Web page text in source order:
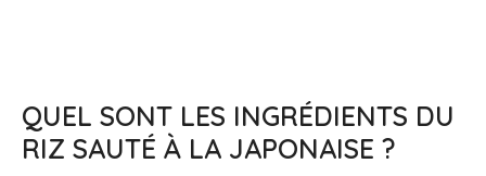
QUEL SONT LES INGRÉDIENTS DU
RIZ SAUTÉ À LA JAPONAISE ?